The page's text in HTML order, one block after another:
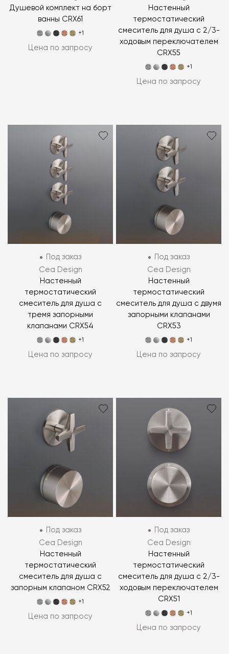
Душевой комплект на борт
ванны CRX61
+1
Цена по запросу
Настенный
термостатический
смеситель для душа с 2/3-
ходовым переключателем
CRX55
+1
Цена по запросу
Под заказ
Cea Design
Настенный
термостатический
смеситель для душа с
тремя запорными
клапанами CRX54
+1
Цена по запросу
Под заказ
Cea Design
Настенный
термостатический
смеситель для душа с двумя
запорными клапанами
CRX53
+1
Цена по запросу
Под заказ
Cea Design
Настенный
термостатический
смеситель для душа с
запорным клапаном CRX52
+1
Цена по запросу
Под заказ
Cea Design
Настенный
термостатический
смеситель для душа с 2/3-
ходовым переключателем
CRX51
+1
Цена по запросу